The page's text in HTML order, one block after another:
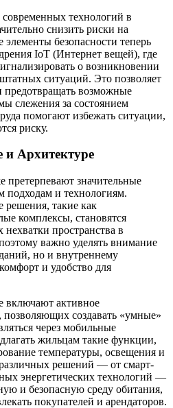
технологий в
снизить риски на
безопасности теперь
IoT (Интернет вещей), где
о возникновении
ситуаций. Это позволяет
возможные
слежения за состоянием
помогают избежать ситуации,
риску.
Архитектуре
претерпевают значительные
подходам и технологиям.
решения, такие как
комплексы, становятся
пространства в
важно уделять внимание
но и внутреннему
и удобство для
включают активное
позволяющих создавать «умные»
через мобильные
жильцам такие функции,
температуры, освещения и
решений — от смарт-
энергетических технологий —
и безопасную среду обитания,
покупателей и арендаторов.